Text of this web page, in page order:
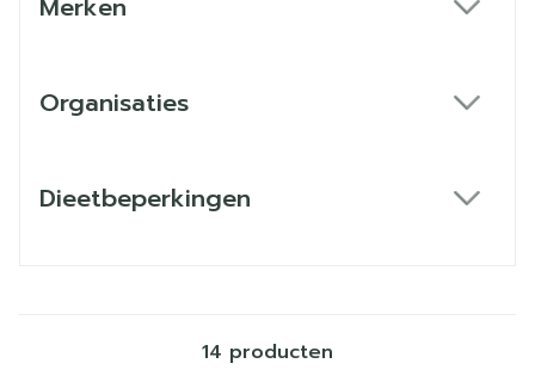
Merken
Organisaties
Dieetbeperkingen
14 producten